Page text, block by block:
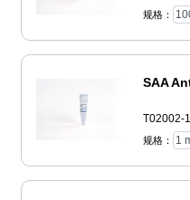
规格：
SAA
T02002-1
规格：